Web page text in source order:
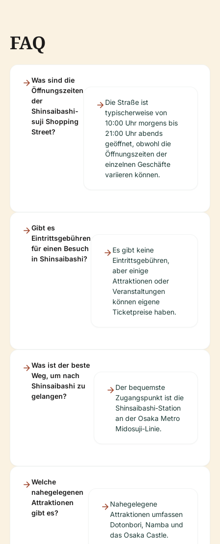
FAQ
Was sind die
Öffnungszeiten
der
Shinsaibashi-
suji Shopping
Street?
Die Straße ist
typischerweise von
10:00 Uhr morgens bis
21:00 Uhr abends
geöffnet, obwohl die
Öffnungszeiten der
einzelnen Geschäfte
variieren können.
Gibt es
Eintrittsgebühren
für einen Besuch
in Shinsaibashi?
Es gibt keine
Eintrittsgebühren,
aber einige
Attraktionen oder
Veranstaltungen
können eigene
Ticketpreise haben.
Was ist der beste
Weg, um nach
Shinsaibashi zu
gelangen?
Der bequemste
Zugangspunkt ist die
Shinsaibashi-Station
an der Osaka Metro
Midosuji-Linie.
Welche
nahegelegenen
Attraktionen
gibt es?
Nahegelegene
Attraktionen umfassen
Dotonbori, Namba und
das Osaka Castle.